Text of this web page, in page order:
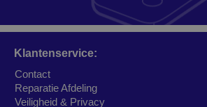
Klantenservice:
Contact
Reparatie Afdeling
Veiligheid & Privacy